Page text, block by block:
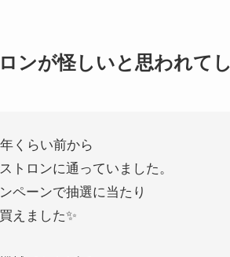
ンが怪しいと思われて
くらい前から
トロンに通っていました。
ペーンで抽選に当たり
えました✨